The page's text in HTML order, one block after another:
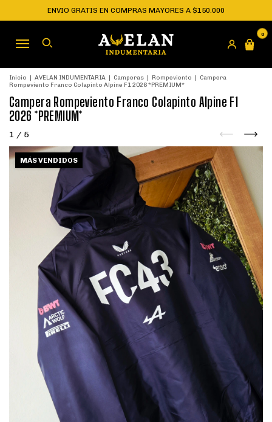
ENVIO GRATIS EN COMPRAS MAYORES A $150.000
0
Inicio | AVELAN INDUMENTARIA | Camperas | Rompeviento | Campera
Rompeviento Franco Colapinto Alpine F1 2026 *PREMIUM*
Campera Rompeviento Franco Colapinto Alpine F1
2026 *PREMIUM*
1 / 5
MÁS VENDIDOS
MÁS VENDIDOS